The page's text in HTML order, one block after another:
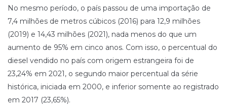
No mesmo período, o país passou de uma importação de
7,4 milhões de metros cúbicos (2016) para 12,9 milhões
(2019) e 14,43 milhões (2021), nada menos do que um
aumento de 95% em cinco anos. Com isso, o percentual do
diesel vendido no país com origem estrangeira foi de
23,24% em 2021, o segundo maior percentual da série
histórica, iniciada em 2000, e inferior somente ao registrado
em 2017 (23,65%).